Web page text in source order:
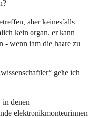
aber keinesfalls
kein organ. er kann
- wenn ihm die haare zu
gehe ich
in denen
elektronikmonteurinnen